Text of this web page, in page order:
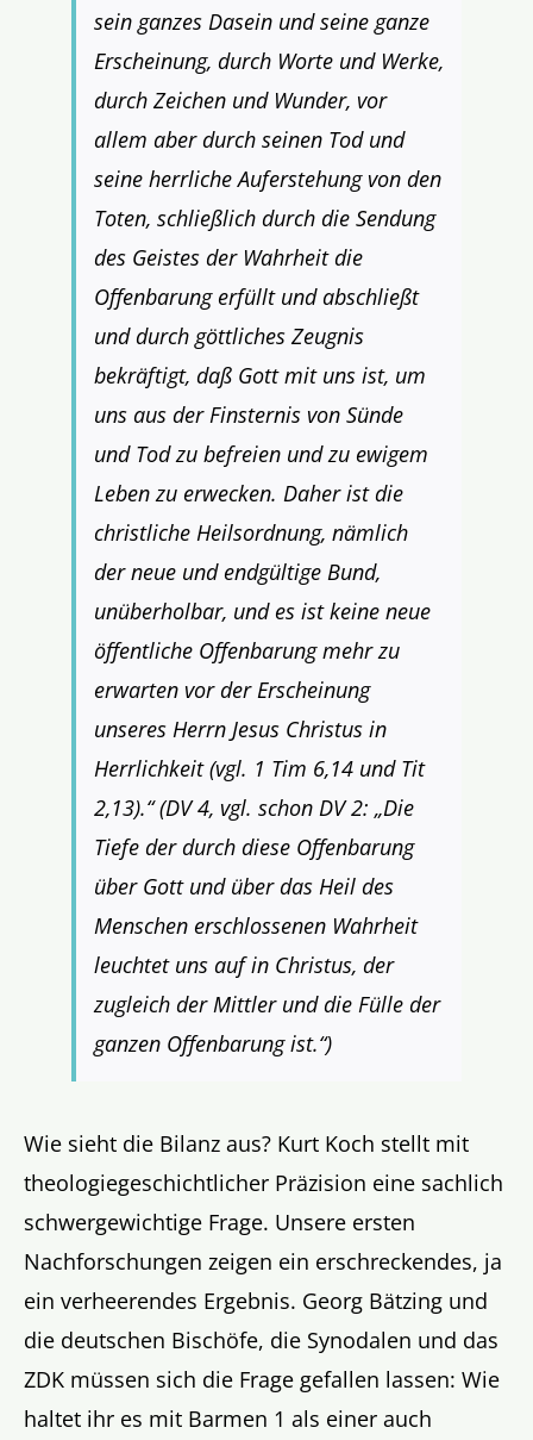
sein ganzes Dasein und seine ganze
Erscheinung, durch Worte und Werke,
durch Zeichen und Wunder, vor
allem aber durch seinen Tod und
seine herrliche Auferstehung von den
Toten, schließlich durch die Sendung
des Geistes der Wahrheit die
Offenbarung erfüllt und abschließt
und durch göttliches Zeugnis
bekräftigt, daß Gott mit uns ist, um
uns aus der Finsternis von Sünde
und Tod zu befreien und zu ewigem
Leben zu erwecken. Daher ist die
christliche Heilsordnung, nämlich
der neue und endgültige Bund,
unüberholbar, und es ist keine neue
öffentliche Offenbarung mehr zu
erwarten vor der Erscheinung
unseres Herrn Jesus Christus in
Herrlichkeit (vgl. 1 Tim 6,14 und Tit
2,13).“ (DV 4, vgl. schon DV 2: „Die
Tiefe der durch diese Offenbarung
über Gott und über das Heil des
Menschen erschlossenen Wahrheit
leuchtet uns auf in Christus, der
zugleich der Mittler und die Fülle der
ganzen Offenbarung ist.“)
Wie sieht die Bilanz aus? Kurt Koch stellt mit
theologiegeschichtlicher Präzision eine sachlich
schwergewichtige Frage. Unsere ersten
Nachforschungen zeigen ein erschreckendes, ja
ein verheerendes Ergebnis. Georg Bätzing und
die deutschen Bischöfe, die Synodalen und das
ZDK müssen sich die Frage gefallen lassen: Wie
haltet ihr es mit Barmen 1 als einer auch